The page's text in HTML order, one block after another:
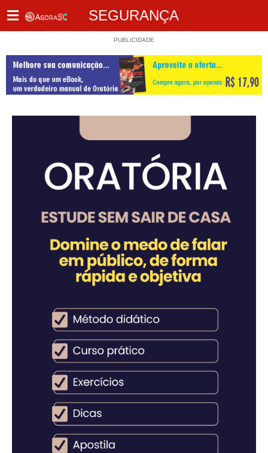
SEGURANÇA
PUBLICIDADE